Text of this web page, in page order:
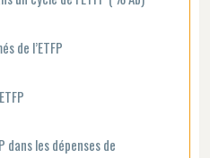
de l’ETFP
dans les dépenses de